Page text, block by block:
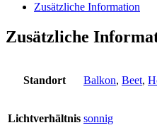
Zusätzliche Information
Zusätzliche
Standort Balkon, Beet,
Lichtverhältnis sonnig